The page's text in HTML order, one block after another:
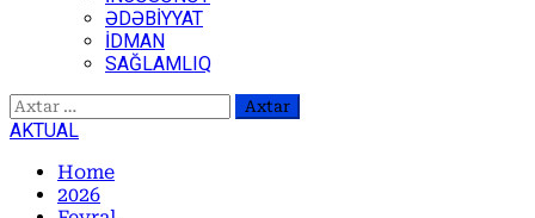
ƏDƏBİYYAT
İDMAN
SAĞLAMLIQ
Axtarış:
AKTUAL
Home
2026